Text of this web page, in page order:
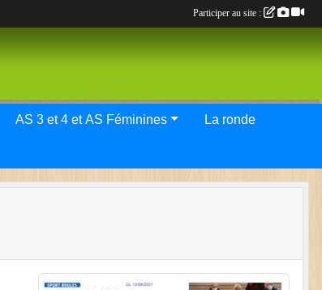
AS 3 et 4 et AS Féminines La ronde
Participer au site :